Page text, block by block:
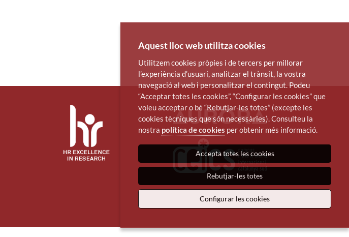
Aquest lloc web utilitza cookies
Utilitzem cookies pròpies i de tercers per millorar
l’experiència d’usuari, analitzar el trànsit, la vostra
navegació al web i personalitzar el contingut. Podeu
“Acceptar totes les cookies”, “Configurar les cookies” que
voleu acceptar o bé “Rebutjar-les totes” (excepte les
cookies tècniques que són necessàries). Consulteu la
nostra política de cookies per obtenir més informació.
Accepta totes les cookies
Rebutjar-les totes
Configurar les cookies